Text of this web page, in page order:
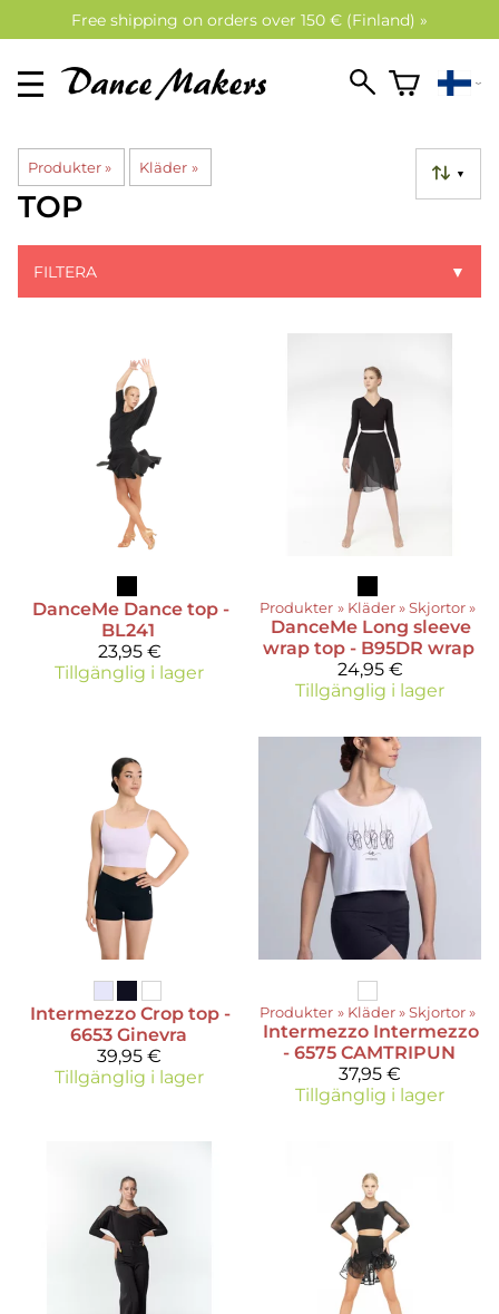
Free shipping on orders over 150 € (Finland) »
Produkter‪» Kläder ‪» ▼
TOP
FILTERA ▼
DanceMe Dance top -
BL241
23,95 €
Tillgänglig i lager
Produkter ‪» Kläder‪»Skjortor ‪»
DanceMe Long sleeve
wrap top - B95DR wrap
24,95 €
Tillgänglig i lager
Intermezzo Crop top -
6653 Ginevra
39,95 €
Tillgänglig i lager
Produkter ‪» Kläder‪»Skjortor ‪»
Intermezzo Intermezzo
- 6575 CAMTRIPUN
37,95 €
Tillgänglig i lager